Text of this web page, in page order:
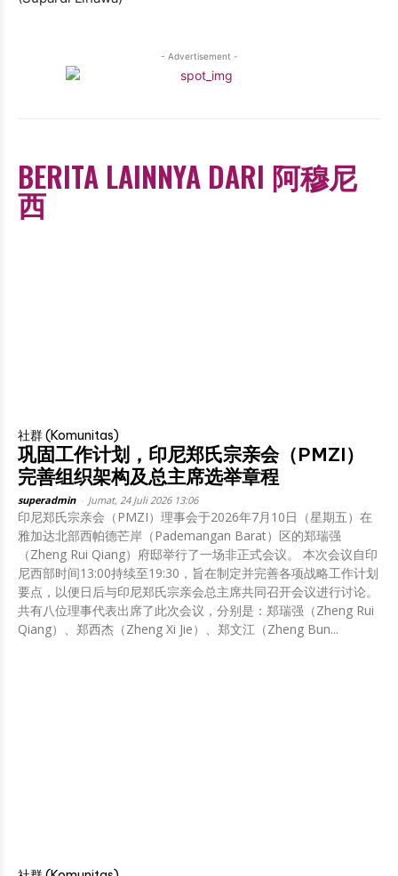
- Advertisement -
BERITA LAINNYA DARI 阿穆尼
西
社群 (Komunitas)
巩固工作计划，印尼郑氏宗亲会（PMZI）
完善组织架构及总主席选举章程
superadmin Jumat, 24 Juli 2026 13:06
印尼郑氏宗亲会（PMZI）理事会于2026年7月10日（星期五）在
雅加达北部西帕德芒岸（Pademangan Barat）区的郑瑞强
（Zheng Rui Qiang）府邸举行了一场非正式会议。 本次会议自印
尼西部时间13:00持续至19:30，旨在制定并完善各项战略工作计划
要点，以便日后与印尼郑氏宗亲会总主席共同召开会议进行讨论。
共有八位理事代表出席了此次会议，分别是：郑瑞强（Zheng Rui
Qiang）、郑西杰（Zheng Xi Jie）、郑文江（Zheng Bun...